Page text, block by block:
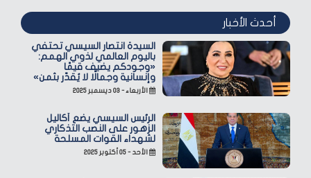
أحدث الأخبار
السيدة انتصار السيسي تحتفي
باليوم العالمي لذوي الهمم:
«وجودكم يضيف قيمًا
وإنسانية وجمالًا لا يُقدّر بثمن»
الأربعاء - ٠٣ ديسمبر ٢٠٢٥
الرئيس السيسي يضع أكاليل
الزهور على النصب التذكاري
لشهداء القوات المسلحة
الأحد - ٠٥ أكتوبر ٢٠٢٥